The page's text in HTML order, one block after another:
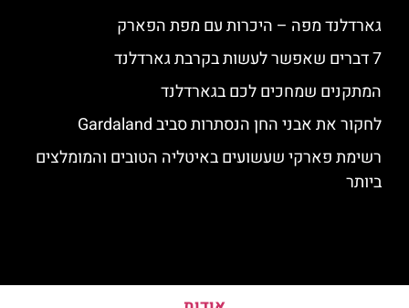
גארדלנד מפה – היכרות עם מפת הפארק
7 דברים שאפשר לעשות בקרבת גארדלנד
המתקנים שמחכים לכם בגארדלנד
לחקור את אבני החן הנסתרות סביב Gardaland
רשימת פארקי שעשועים באיטליה הטובים והמומלצים
ביותר